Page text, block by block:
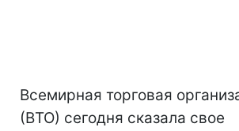
Всемирная торговая
(ВТО) сегодня сказала свое